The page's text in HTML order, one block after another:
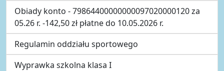
Obiady konto - 79864400000000097020000120 za
05.26 r. -142,50 zł płatne do 10.05.2026 r.
Regulamin oddziału sportowego
Wyprawka szkolna klasa I